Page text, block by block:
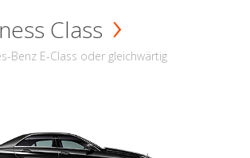
Class
Benz E-Class oder gleichwärtig